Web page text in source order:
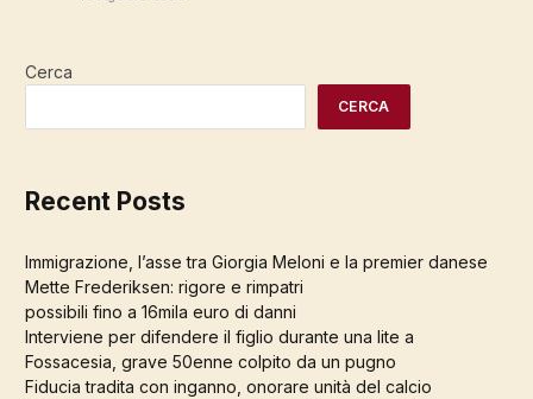
Cerca
CERCA
Recent Posts
Immigrazione, l’asse tra Giorgia Meloni e la premier danese
Mette Frederiksen: rigore e rimpatri
possibili fino a 16mila euro di danni
Interviene per difendere il figlio durante una lite a
Fossacesia, grave 50enne colpito da un pugno
Fiducia tradita con inganno, onorare unità del calcio